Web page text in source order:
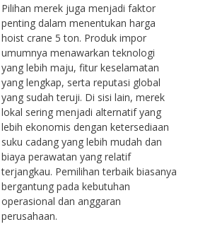
Pilihan merek juga menjadi faktor
penting dalam menentukan harga
hoist crane 5 ton. Produk impor
umumnya menawarkan teknologi
yang lebih maju, fitur keselamatan
yang lengkap, serta reputasi global
yang sudah teruji. Di sisi lain, merek
lokal sering menjadi alternatif yang
lebih ekonomis dengan ketersediaan
suku cadang yang lebih mudah dan
biaya perawatan yang relatif
terjangkau. Pemilihan terbaik biasanya
bergantung pada kebutuhan
operasional dan anggaran
perusahaan.